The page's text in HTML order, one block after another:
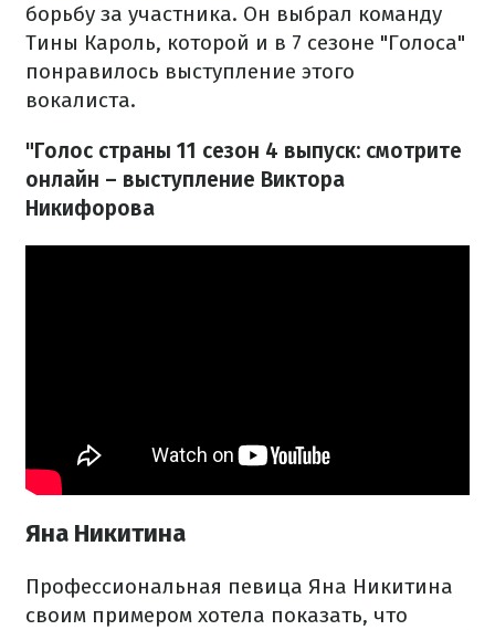
борьбу за участника. Он выбрал команду
Тины Кароль, которой и в 7 сезоне "Голоса"
понравилось выступление этого
вокалиста.
"Голос страны 11 сезон 4 выпуск: смотрите
онлайн – выступление Виктора
Никифорова
Яна Никитина
Профессиональная певица Яна Никитина
своим примером хотела показать, что